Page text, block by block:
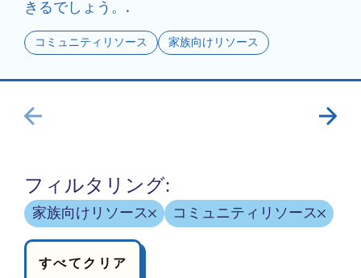
きるでしょう。.
コミュニティリソース 家族向けリソース
フィルタリング:
家族向けリソース コミュニティリソース
すべてクリア